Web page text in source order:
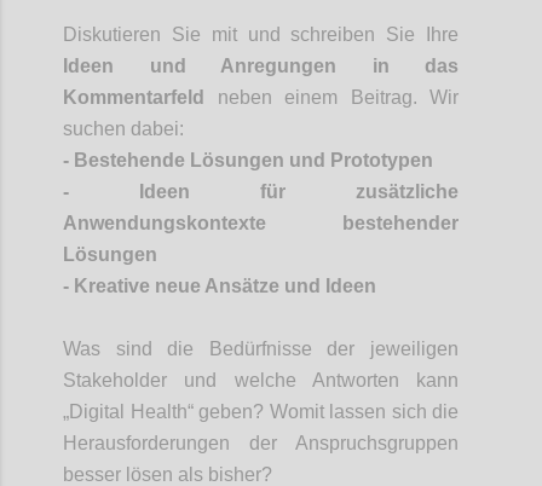
Diskutieren Sie mit und schreiben Sie Ihre
Ideen und Anregungen in das
Kommentarfeld neben einem Beitrag. Wir
suchen dabei:
- Bestehende Lösungen und Prototypen
-
Ideen für zusätzliche
Anwendungskontexte bestehender
Lösungen
- Kreative neue Ansätze und Ideen
Was sind die Bedürfnisse der jeweiligen
Stakeholder und welche Antworten kann
„Digital Health“ geben? Womit lassen sich die
Herausforderungen der Anspruchsgruppen
besser lösen als bisher?